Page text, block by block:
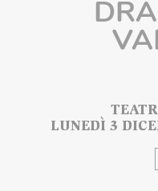
LUNEDÌ 3